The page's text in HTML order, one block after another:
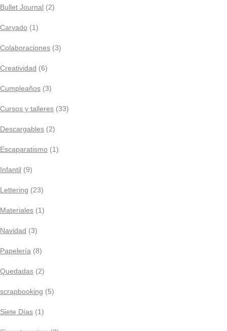
Bullet Journal (2)
Carvado (1)
Colaboraciones (3)
Creatividad (6)
Cumpleaños (3)
Cursos y talleres (33)
Descargables (2)
Escaparatismo (1)
Infantil (9)
Lettering (23)
Materiales (1)
Navidad (3)
Papelería (8)
Quedadas (2)
scrapbooking (5)
Siete Días (1)